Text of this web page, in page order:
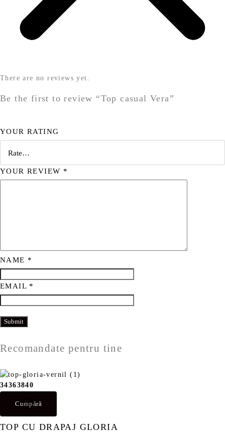
There are no reviews yet.
Be the first to review “Top casual Vera”
YOUR RATING
YOUR REVIEW *
NAME *
EMAIL *
Recomandate pentru tine
34363840
Cumpără
TOP CU DRAPAJ GLORIA